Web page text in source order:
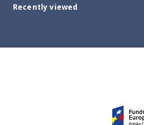
Recently viewed